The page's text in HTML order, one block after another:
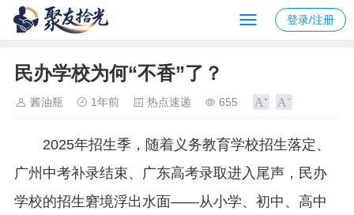
登录/注册
民办学校为何“不香”了？
酱油瓶 1年前 热点速递 655
2025年招生季，随着义务教育学校招生落定、
广州中考补录结束、广东高考录取进入尾声，民办
学校的招生窘境浮出水面——从小学、初中、高中